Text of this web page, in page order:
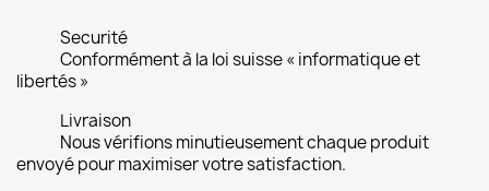
Securité
Conformément à la loi suisse « informatique et
libertés »
Livraison
Nous vérifions minutieusement chaque produit
envoyé pour maximiser votre satisfaction.